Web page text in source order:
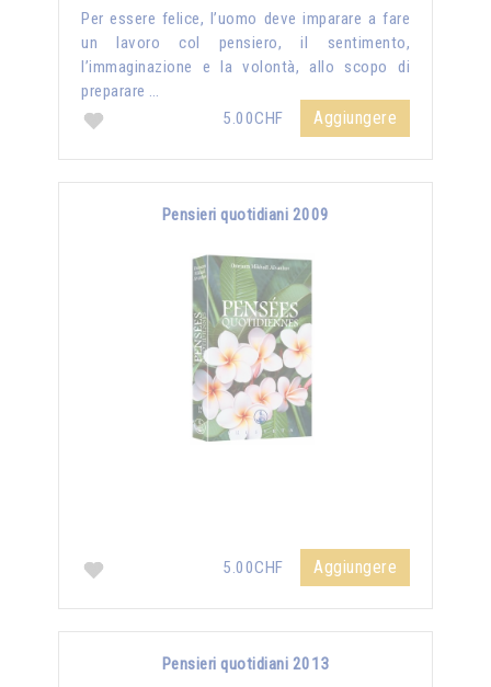
Per essere felice, l’uomo deve imparare a fare
un lavoro col pensiero, il sentimento,
l’immaginazione e la volontà, allo scopo di
preparare …
5.00CHF
Aggiungere
Pensieri quotidiani 2009
5.00CHF Aggiungere
Pensieri quotidiani 2013